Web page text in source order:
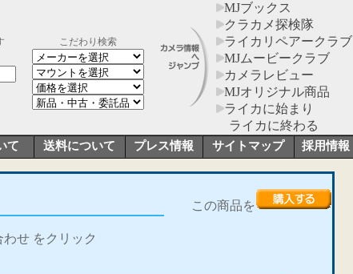
こだわり検索
MJブックス
クラカメ探検隊
ライカリペアークラブ
MJムービークラブ
カメラレビュー
MJオリジナル商品
ライカに始まり
ライカに終わる
て 送料について プレス情報 サイトマップ 採用情報
この商品を
せ をクリック